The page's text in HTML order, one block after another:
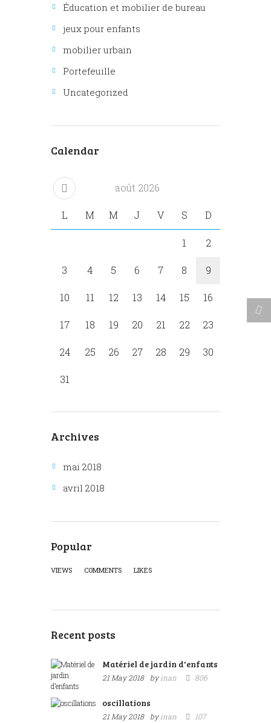
Éducation et mobilier de bureau
jeux pour enfants
mobilier urbain
Portefeuille
Uncategorized
Calendar
août 2026
L M M J V S D
1 2
3 4 5 6 7 8 9
10 11 12 13 14 15 16
17 18 19 20 21 22 23
24 25 26 27 28 29 30
31
Archives
mai 2018
avril 2018
Popular
VIEWS COMMENTS LIKES
Recent posts
Matériel de jardin d'enfants
21 May 2018 byinan 806
oscillations
21 May 2018 byinan 107